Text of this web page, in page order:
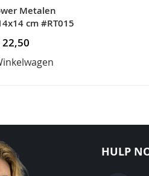
Metalen
cm #RT015
22,50
HULP